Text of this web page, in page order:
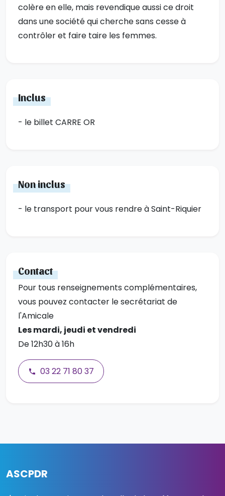
colère en elle, mais revendique aussi ce droit
dans une société qui cherche sans cesse à
contrôler et faire taire les femmes.
Inclus
- le billet CARRE OR
Non inclus
- le transport pour vous rendre à Saint-Riquier
Contact
Pour tous renseignements complémentaires,
vous pouvez contacter le secrétariat de
l'Amicale
Les mardi, jeudi et vendredi
De 12h30 à 16h
03 22 71 80 37
ASCPDR